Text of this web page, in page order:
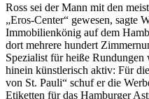
Ross sei der Mann mit den
„Eros-Center“ gewesen, sagte
Immobilienkönig auf dem
dort mehrere hundert
Spezialist für heiße Rundungen
hinein künstlerisch aktiv: Für
von St. Pauli“ schuf er die
Etiketten für das Hamburger